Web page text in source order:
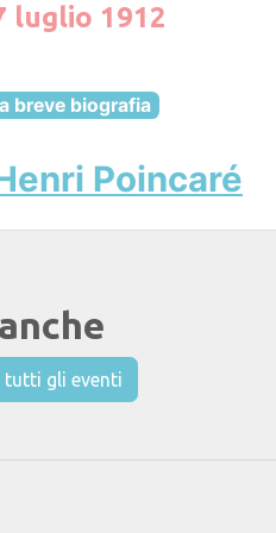
luglio 1912
breve biografia
Poincaré
tutti gli eventi